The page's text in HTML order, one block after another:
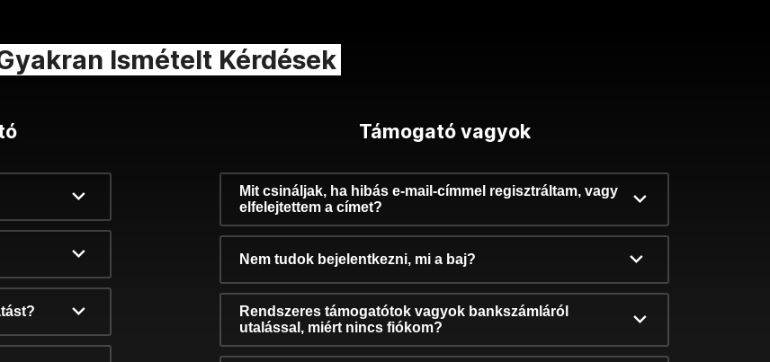
Ismételt Kérdések
Támogató vagyok
Mit csináljak, ha hibás e-mail-címmel regisztráltam, vagy
elfelejtettem a címet?
Nem tudok bejelentkezni, mi a baj?
Rendszeres támogatótok vagyok bankszámláról
utalással, miért nincs fiókom?